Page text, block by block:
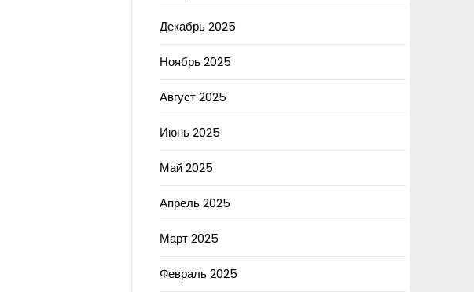
Декабрь 2025
Ноябрь 2025
Август 2025
Июнь 2025
Май 2025
Апрель 2025
Март 2025
Февраль 2025